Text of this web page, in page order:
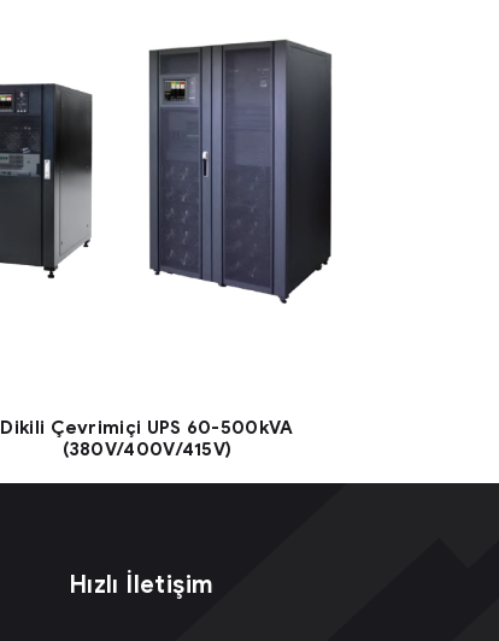
Dikili Çevrimiçi UPS 60-500kVA
(380V/400V/415V)
Hızlı İletişim